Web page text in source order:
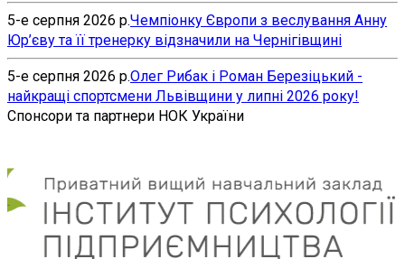
5-е серпня 2026 р.Чемпіонку Європи з веслування Анну
Юр’єву та її тренерку відзначили на Чернігівщині
5-е серпня 2026 р.Олег Рибак і Роман Березіцький -
найкращі спортсмени Львівщини у липні 2026 року!
Спонсори та партнери НОК України